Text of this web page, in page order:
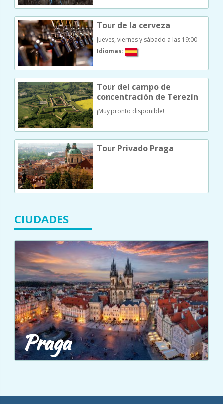
Tour de la cerveza
Jueves, viernes y sábado a las 19:00
Idiomas:
Tour del campo de
concentración de Terezín
¡Muy pronto disponible!
Tour Privado Praga
CIUDADES
Praga